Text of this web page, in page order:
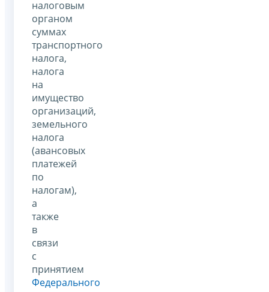
налоговым
органом
суммах
транспортного
налога,
налога
на
имущество
организаций,
земельного
налога
(авансовых
платежей
по
налогам),
а
также
в
связи
с
принятием
Федерального